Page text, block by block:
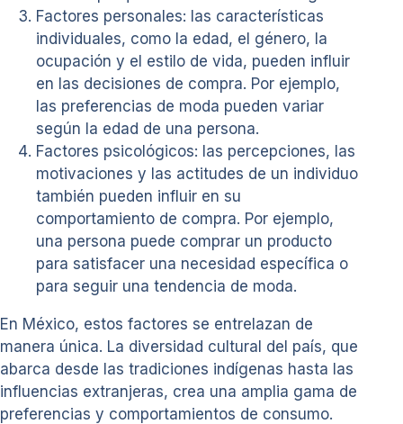
Factores personales: las características
individuales, como la edad, el género, la
ocupación y el estilo de vida, pueden influir
en las decisiones de compra. Por ejemplo,
las preferencias de moda pueden variar
según la edad de una persona.
Factores psicológicos: las percepciones, las
motivaciones y las actitudes de un individuo
también pueden influir en su
comportamiento de compra. Por ejemplo,
una persona puede comprar un producto
para satisfacer una necesidad específica o
para seguir una tendencia de moda.
En México, estos factores se entrelazan de
manera única. La diversidad cultural del país, que
abarca desde las tradiciones indígenas hasta las
influencias extranjeras, crea una amplia gama de
preferencias y comportamientos de consumo.